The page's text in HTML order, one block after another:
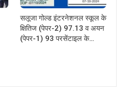
सलूजा गोल्ड इंटरनेशनल स्कूल के
क्षितिज (पेपर-2) 97.13 व अयन
(पेपर-1) 93 परसेंटाइल के…